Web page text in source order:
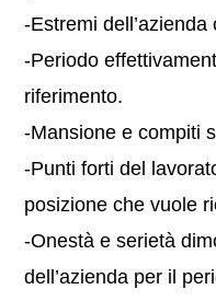
-Estremi
-Periodo
riferimento.
-Mansione e compiti
-Punti forti del
posizione che vuole
-Onestà e serietà
dell’azienda per il